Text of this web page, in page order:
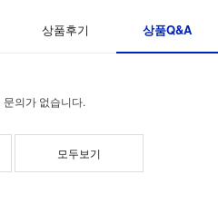
상품후기 상품Q&A
문의가 없습니다.
모두보기